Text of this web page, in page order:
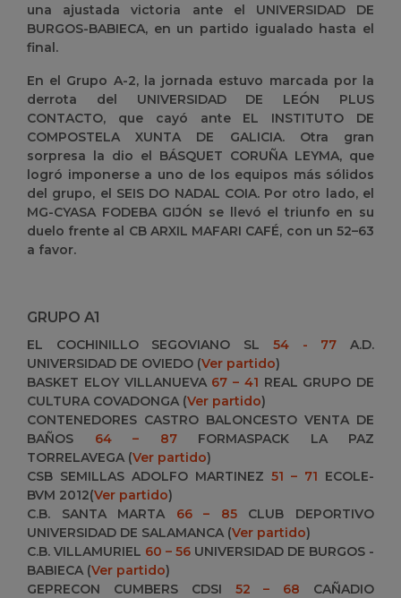
una ajustada victoria ante el UNIVERSIDAD DE
BURGOS-BABIECA, en un partido igualado hasta el
final.
En el Grupo A-2, la jornada estuvo marcada por la
derrota del UNIVERSIDAD DE LEÓN PLUS
CONTACTO, que cayó ante EL INSTITUTO DE
COMPOSTELA XUNTA DE GALICIA. Otra gran
sorpresa la dio el BÁSQUET CORUÑA LEYMA, que
logró imponerse a uno de los equipos más sólidos
del grupo, el SEIS DO NADAL COIA. Por otro lado, el
MG-CYASA FODEBA GIJÓN se llevó el triunfo en su
duelo frente al CB ARXIL MAFARI CAFÉ, con un 52–63
a favor.
GRUPO A1
EL COCHINILLO SEGOVIANO SL 54 - 77 A.D.
UNIVERSIDAD DE OVIEDO (Ver partido)
BASKET ELOY VILLANUEVA 67 – 41 REAL GRUPO DE
CULTURA COVADONGA (Ver partido)
CONTENEDORES CASTRO BALONCESTO VENTA DE
BAÑOS 64 – 87FORMASPACK LA PAZ
TORRELAVEGA (Ver partido)
CSB SEMILLAS ADOLFO MARTINEZ 51 – 71 ECOLE-
BVM 2012(Ver partido)
C.B. SANTA MARTA 66 – 85CLUB DEPORTIVO
UNIVERSIDAD DE SALAMANCA (Ver partido)
C.B. VILLAMURIEL 60 – 56 UNIVERSIDAD DE BURGOS -
BABIECA (Ver partido)
GEPRECON CUMBERS CDSI 52 – 68 CAÑADIO